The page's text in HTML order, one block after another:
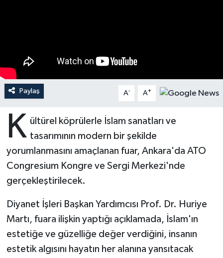
Paylaş A- A+
K ültürel köprülerle İslam sanatları ve
tasarımının modern bir şekilde
yorumlanmasını amaçlanan fuar, Ankara'da ATO
Congresium Kongre ve Sergi Merkezi'nde
gerçekleştirilecek.
Diyanet İşleri Başkan Yardımcısı Prof. Dr. Huriye
Martı, fuara ilişkin yaptığı açıklamada, İslam'ın
estetiğe ve güzelliğe değer verdiğini, insanın
estetik algısını hayatın her alanına yansıtacak
Bartın Müftülüğü
Batman Müftülüğü
Bayburt Müftülüğü
Bilecik Müftülüğü
Bingöl Müftülüğü
Bitlis Müftülüğü
Bolu Müftülüğü
Ramazan
Sahabeler
Zekat
DEPREM
Dünya
Eğitim
Kültür-Sanat
Aile
Sağlık
Makaleler